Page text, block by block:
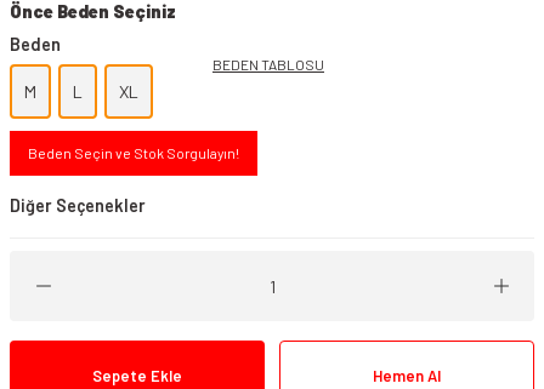
Önce Beden Seçiniz
Beden
M L XL
BEDEN TABLOSU
Beden Seçin ve Stok Sorgulayın!
Diğer Seçenekler
Sepete Ekle Hemen Al